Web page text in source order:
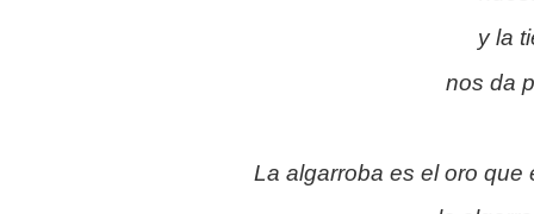
y la
nos da
La algarroba es el oro que